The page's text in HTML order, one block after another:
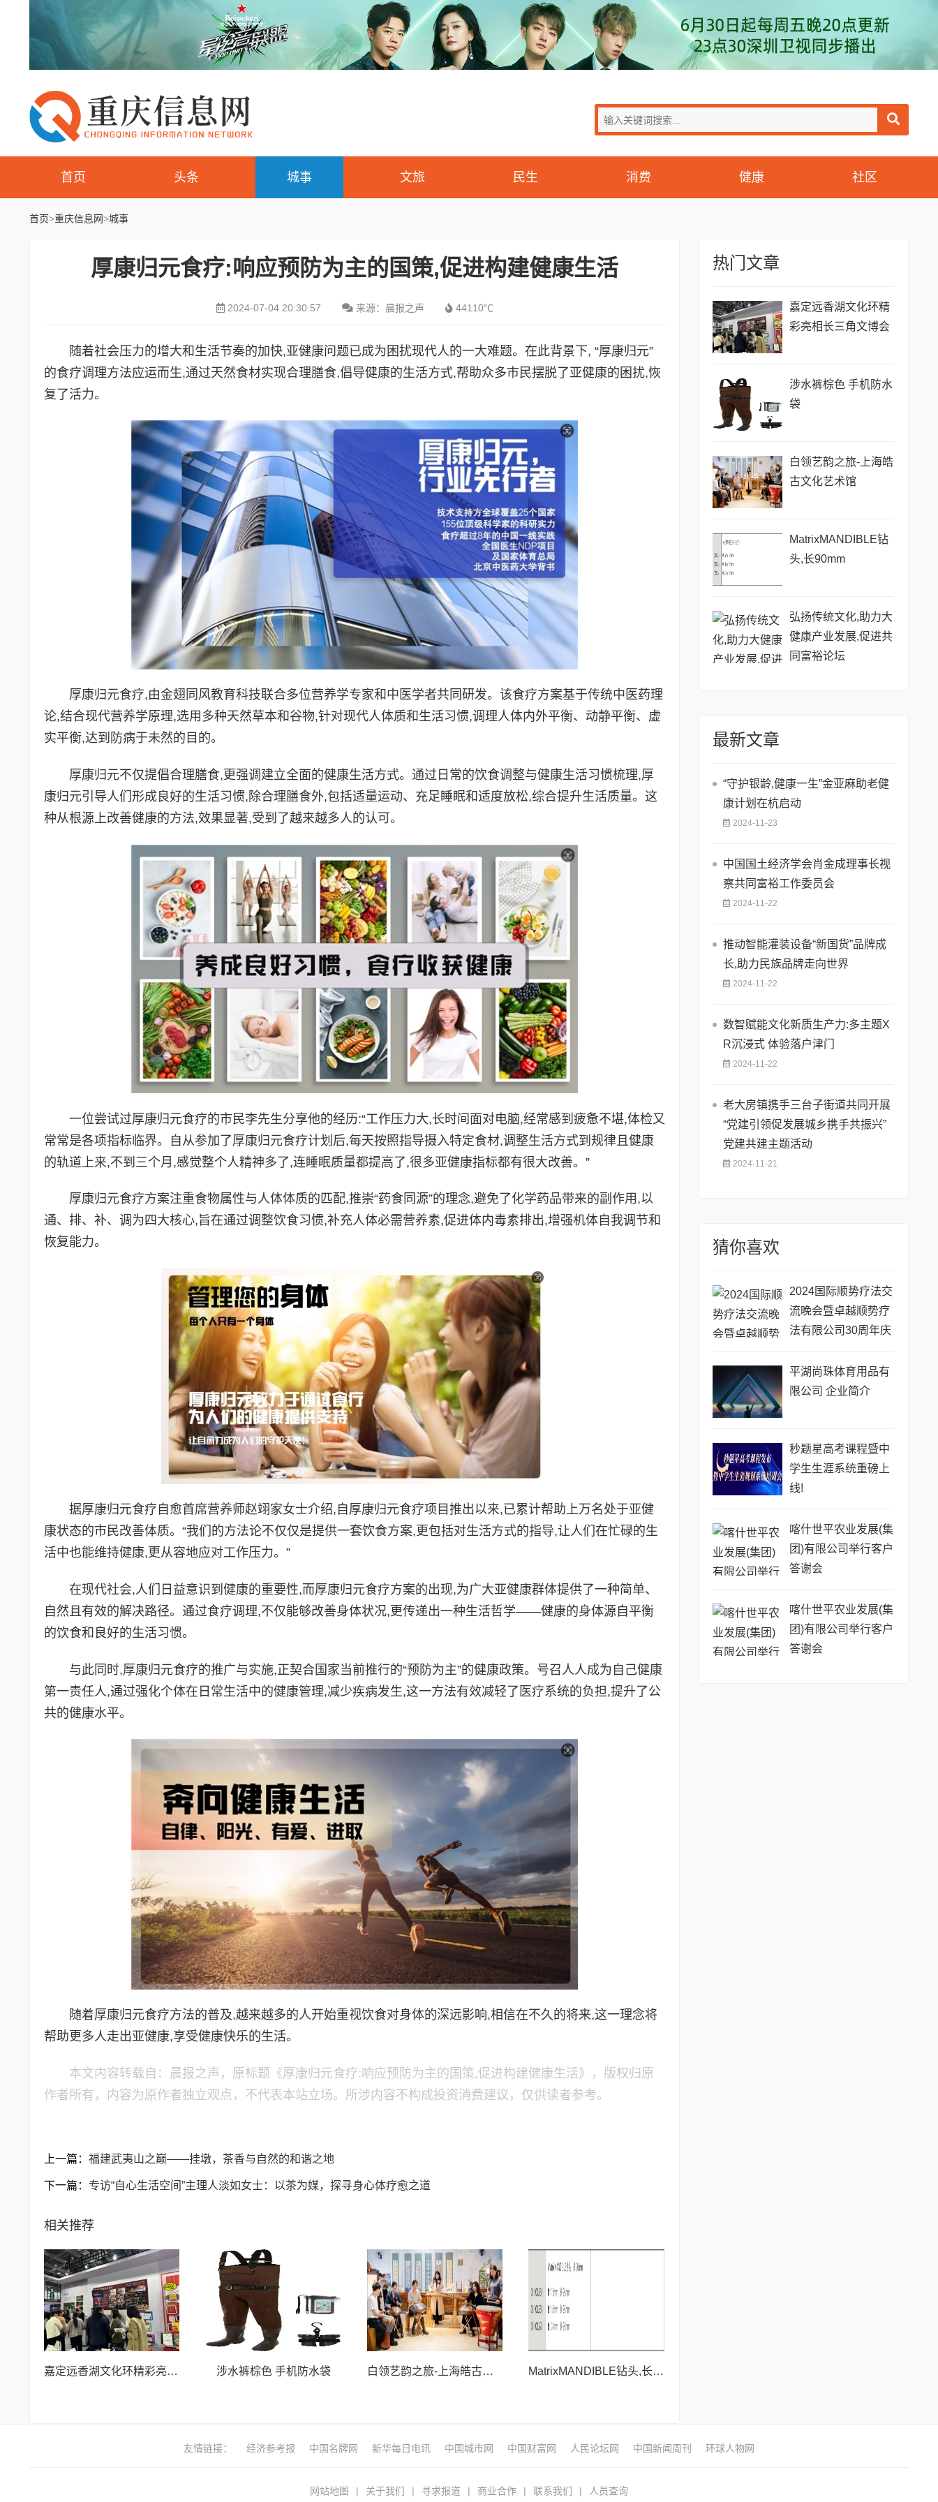
首页 头条 城事 文旅 民生 消费 健康 社区
首页>重庆信息网>城事
厚康归元食疗:响应预防为主的国策,促进构建健康生活
2024-07-04 20:30:57 来源：晨报之声 44110℃
随着社会压力的增大和生活节奏的加快,亚健康问题已成为困扰现代人的一大难题。在此背景下, “厚康归元”
的食疗调理方法应运而生,通过天然食材实现合理膳食,倡导健康的生活方式,帮助众多市民摆脱了亚健康的困扰,恢
复了活力。
厚康归元食疗,由金翅同风教育科技联合多位营养学专家和中医学者共同研发。该食疗方案基于传统中医药理
论,结合现代营养学原理,选用多种天然草本和谷物,针对现代人体质和生活习惯,调理人体内外平衡、动静平衡、虚
实平衡,达到防病于未然的目的。
厚康归元不仅提倡合理膳食,更强调建立全面的健康生活方式。通过日常的饮食调整与健康生活习惯梳理,厚
康归元引导人们形成良好的生活习惯,除合理膳食外,包括适量运动、充足睡眠和适度放松,综合提升生活质量。这
种从根源上改善健康的方法,效果显著,受到了越来越多人的认可。
一位尝试过厚康归元食疗的市民李先生分享他的经历:“工作压力大,长时间面对电脑,经常感到疲惫不堪,体检又
常常是各项指标临界。自从参加了厚康归元食疗计划后,每天按照指导摄入特定食材,调整生活方式到规律且健康
的轨道上来,不到三个月,感觉整个人精神多了,连睡眠质量都提高了,很多亚健康指标都有很大改善。”
厚康归元食疗方案注重食物属性与人体体质的匹配,推崇“药食同源”的理念,避免了化学药品带来的副作用,以
通、排、补、调为四大核心,旨在通过调整饮食习惯,补充人体必需营养素,促进体内毒素排出,增强机体自我调节和
恢复能力。
据厚康归元食疗自愈首席营养师赵翊家女士介绍,自厚康归元食疗项目推出以来,已累计帮助上万名处于亚健
康状态的市民改善体质。“我们的方法论不仅仅是提供一套饮食方案,更包括对生活方式的指导,让人们在忙碌的生
活中也能维持健康,更从容地应对工作压力。”
在现代社会,人们日益意识到健康的重要性,而厚康归元食疗方案的出现,为广大亚健康群体提供了一种简单、
自然且有效的解决路径。通过食疗调理,不仅能够改善身体状况,更传递出一种生活哲学——健康的身体源自平衡
的饮食和良好的生活习惯。
与此同时,厚康归元食疗的推广与实施,正契合国家当前推行的“预防为主”的健康政策。号召人人成为自己健康
第一责任人,通过强化个体在日常生活中的健康管理,减少疾病发生,这一方法有效减轻了医疗系统的负担,提升了公
共的健康水平。
随着厚康归元食疗方法的普及,越来越多的人开始重视饮食对身体的深远影响,相信在不久的将来,这一理念将
帮助更多人走出亚健康,享受健康快乐的生活。
本文内容转载自：晨报之声，原标题《厚康归元食疗:响应预防为主的国策,促进构建健康生活》，版权归原
作者所有，内容为原作者独立观点，不代表本站立场。所涉内容不构成投资消费建议，仅供读者参考。
上一篇： 福建武夷山之巅——挂墩，茶香与自然的和谐之地
下一篇： 专访“自心生活空间”主理人淡如女士：以茶为媒，探寻身心体疗愈之道
相关推荐
嘉定远香湖文化环精彩亮相长三角文博会 涉水裤棕色 手机防水袋 白领艺韵之旅-上海皓古文化艺术馆 MatrixMANDIBLE钻头,长90mm
热门文章
嘉定远香湖文化环精
彩亮相长三角文博会
涉水裤棕色 手机防水
袋
白领艺韵之旅-上海皓
古文化艺术馆
MatrixMANDIBLE钻
头,长90mm
弘扬传统文化,助力大
健康产业发展,促进共
同富裕论坛
最新文章
“守护银龄,健康一生”金亚麻助老健
康计划在杭启动
2024-11-23
中国国土经济学会肖金成理事长视
察共同富裕工作委员会
2024-11-22
推动智能灌装设备“新国货”品牌成
长,助力民族品牌走向世界
2024-11-22
数智赋能文化新质生产力:多主题X
R沉浸式 体验落户津门
2024-11-22
老大房镇携手三台子街道共同开展
“党建引领促发展城乡携手共振兴”
党建共建主题活动
2024-11-21
猜你喜欢
2024国际顺势疗法交
流晚会暨卓越顺势疗
法有限公司30周年庆
平湖尚珠体育用品有
限公司 企业简介
秒题星高考课程暨中
学生生涯系统重磅上
线!
喀什世平农业发展(集
团)有限公司举行客户
答谢会
喀什世平农业发展(集
团)有限公司举行客户
答谢会
友情链接： 经济参考报 中国名牌网 新华每日电讯 中国城市网 中国财富网 人民论坛网 中国新闻周刊 环球人物网
网站地图 | 关于我们 | 寻求报道 | 商业合作 | 联系我们 | 人员查询